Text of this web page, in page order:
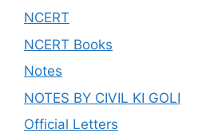
NCERT
NCERT Books
Notes
NOTES BY CIVIL KI GOLI
Official Letters